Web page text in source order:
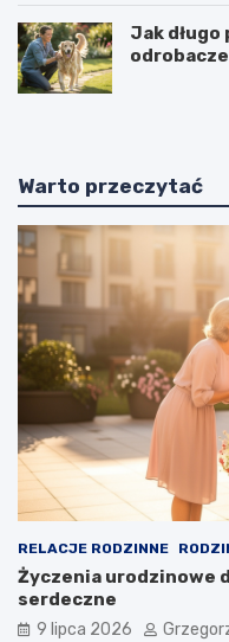
Jak długo
Warto przeczytać
RELACJE RODZINNE
Życzenia urodzinowe
serdeczne
9 lipca 2026